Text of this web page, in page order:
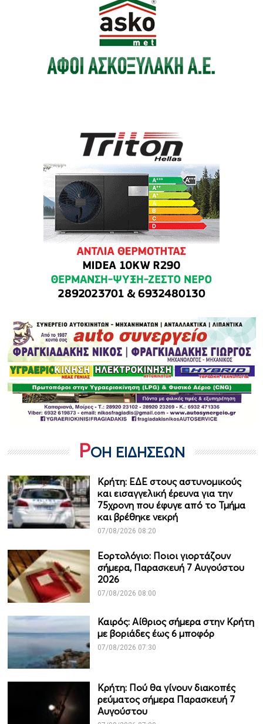
ΡΟΗ ΕΙΔΗΣΕΩΝ
Κρήτη: ΕΔΕ στους αστυνομικούς
και εισαγγελική έρευνα για την
75χρονη που έφυγε από το Τμήμα
και βρέθηκε νεκρή
07/08/2026 08:20
Εορτολόγιο: Ποιοι γιορτάζουν
σήμερα, Παρασκευή 7 Αυγούστου
2026
07/08/2026 08:00
Καιρός: Αίθριος σήμερα στην Κρήτη
με βοριάδες έως 6 μποφόρ
07/08/2026 07:30
Κρήτη: Πού θα γίνουν διακοπές
ρεύματος σήμερα Παρασκευή 7
Αυγούστου